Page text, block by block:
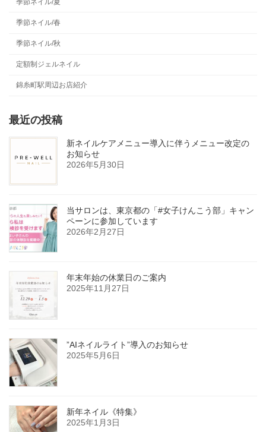
季節ネイル/夏
季節ネイル/春
季節ネイル/秋
定額制ジェルネイル
錦糸町駅周辺お店紹介
最近の投稿
新ネイルケアメニュー導入に伴うメニュー改定の
お知らせ
2026年5月30日
当サロンは、東京都の「#女子けんこう部」キャン
ペーンに参加しています
2026年2月27日
年末年始の休業日のご案内
2025年11月27日
”AIネイルライト”導入のお知らせ
2025年5月6日
新年ネイル《特集》
2025年1月3日